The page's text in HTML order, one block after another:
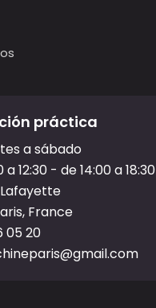
práctica
a sábado
a 12:30 - de 14:00 a 18:30
France
05 20